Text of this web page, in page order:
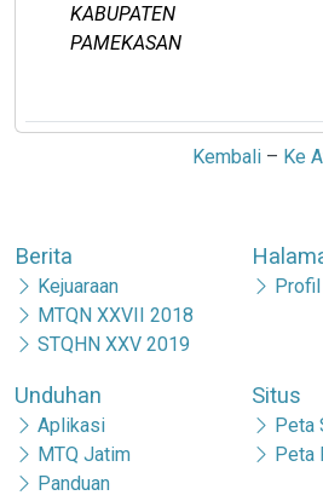
KABUPATEN
PAMEKASAN
Kembali – Ke
Berita
Kejuaraan
MTQN XXVII 2018
STQHN XXV 2019
Profil
Unduhan
Aplikasi
MTQ Jatim
Panduan
Situs
Peta
Peta